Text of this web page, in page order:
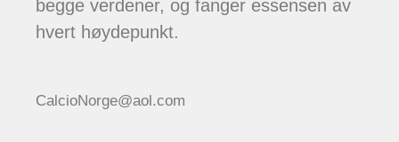
begge verdener, og fanger essensen av
hvert høydepunkt.
CalcioNorge@aol.com